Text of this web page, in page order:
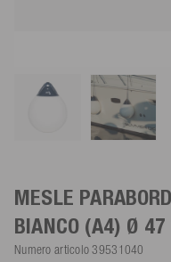
MESLE
BIANCO (A4) Ø 47
Numero articolo 39531040